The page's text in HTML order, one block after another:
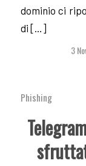
dominio ci
di […]
3
Phishing